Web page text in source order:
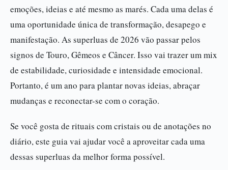
emoções, ideias e até mesmo as marés. Cada uma delas é
uma oportunidade única de transformação, desapego e
manifestação. As superluas de 2026 vão passar pelos
signos de Touro, Gêmeos e Câncer. Isso vai trazer um mix
de estabilidade, curiosidade e intensidade emocional.
Portanto, é um ano para plantar novas ideias, abraçar
mudanças e reconectar-se com o coração.
Se você gosta de rituais com cristais ou de anotações no
diário, este guia vai ajudar você a aproveitar cada uma
dessas superluas da melhor forma possível.